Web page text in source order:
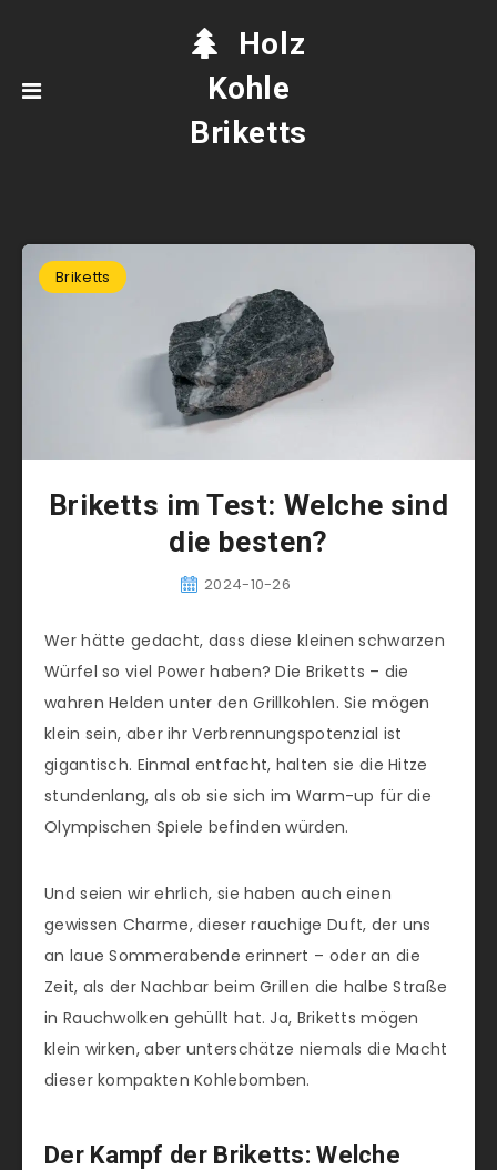
Holz
Kohle
Briketts
Briketts
Briketts im Test: Welche sind
die besten?
2024-10-26
Wer hätte gedacht, dass diese kleinen schwarzen
Würfel so viel Power haben? Die Briketts – die
wahren Helden unter den Grillkohlen. Sie mögen
klein sein, aber ihr Verbrennungspotenzial ist
gigantisch. Einmal entfacht, halten sie die Hitze
stundenlang, als ob sie sich im Warm-up für die
Olympischen Spiele befinden würden.
Und seien wir ehrlich, sie haben auch einen
gewissen Charme, dieser rauchige Duft, der uns
an laue Sommerabende erinnert – oder an die
Zeit, als der Nachbar beim Grillen die halbe Straße
in Rauchwolken gehüllt hat. Ja, Briketts mögen
klein wirken, aber unterschätze niemals die Macht
dieser kompakten Kohlebomben.
Der Kampf der Briketts: Welche